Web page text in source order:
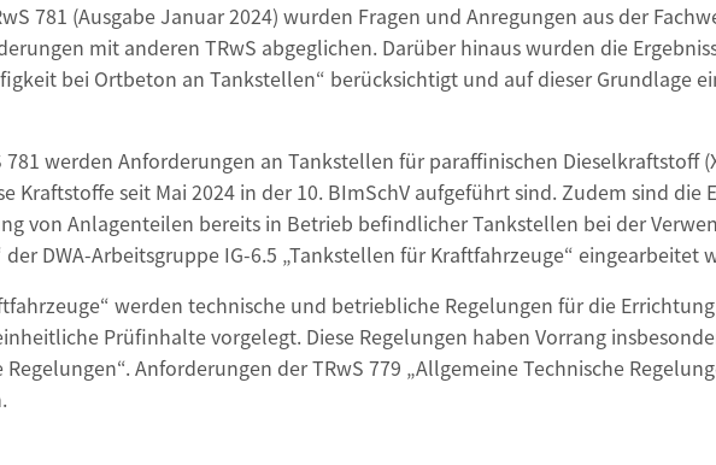
781 (Ausgabe Januar 2024) wurden Fragen und Anregungen aus der
mit anderen TRwS abgeglichen. Darüber hinaus wurden die
bei Ortbeton an Tankstellen“ berücksichtigt und auf dieser Grundlage
werden Anforderungen an Tankstellen für paraffinischen Dieselkraftstoff
Kraftstoffe seit Mai 2024 in der 10. BImSchV aufgeführt sind. Zudem sind die
von Anlagenteilen bereits in Betrieb befindlicher Tankstellen bei der
DWA-Arbeitsgruppe IG-6.5 „Tankstellen für Kraftfahrzeuge“ eingearbeitet
werden technische und betriebliche Regelungen für die
Prüfinhalte vorgelegt. Diese Regelungen haben Vorrang
Anforderungen der TRwS 779 „Allgemeine Technische